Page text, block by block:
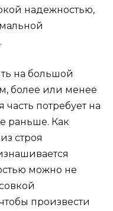
надежностью,
на большой
более или менее
потребует на
раньше. Как
строя
можно не
произвести